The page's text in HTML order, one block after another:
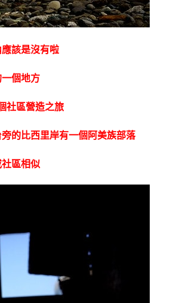
該是沒有啦
個地方
社區營造之旅
的比西里岸有一個阿美族部落
區相似